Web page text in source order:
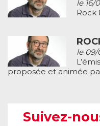
le 16/
Rock
le 09/
proposée et animée
Suivez-